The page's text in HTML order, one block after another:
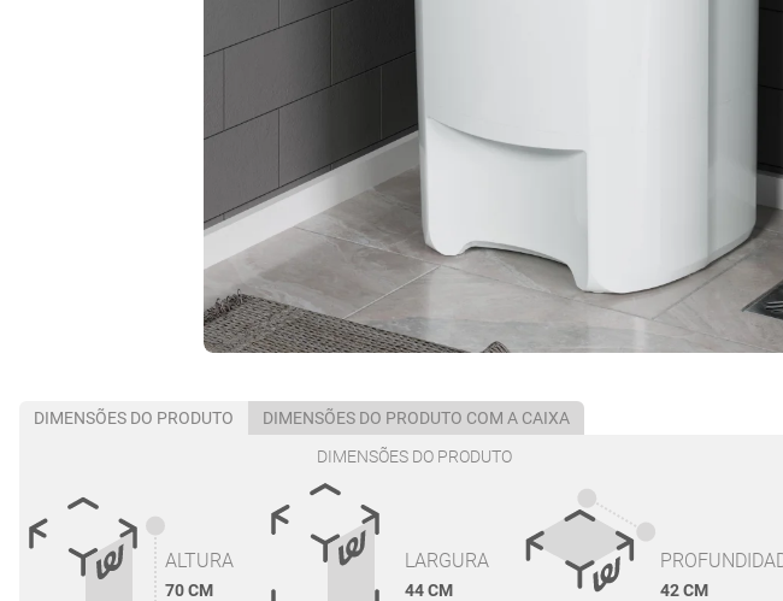
DIMENSÕES DO PRODUTO
DIMENSÕES DO PRODUTO COM A CAIXA
DIMENSÕES DO PRODUTO
ALTURA
70 CM
LARGURA
44 CM 42 CM